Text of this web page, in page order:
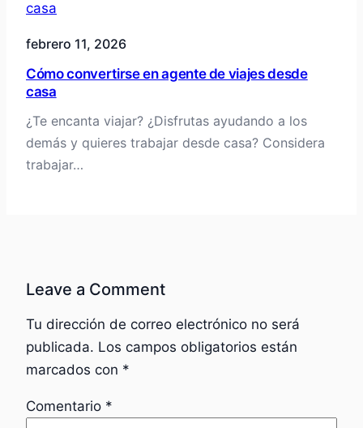
febrero 11, 2026
Cómo convertirse en agente de viajes desde
casa
¿Te encanta viajar? ¿Disfrutas ayudando a los
demás y quieres trabajar desde casa? Considera
trabajar…
Leave a Comment
Tu dirección de correo electrónico no será
publicada. Los campos obligatorios están
marcados con *
Comentario *